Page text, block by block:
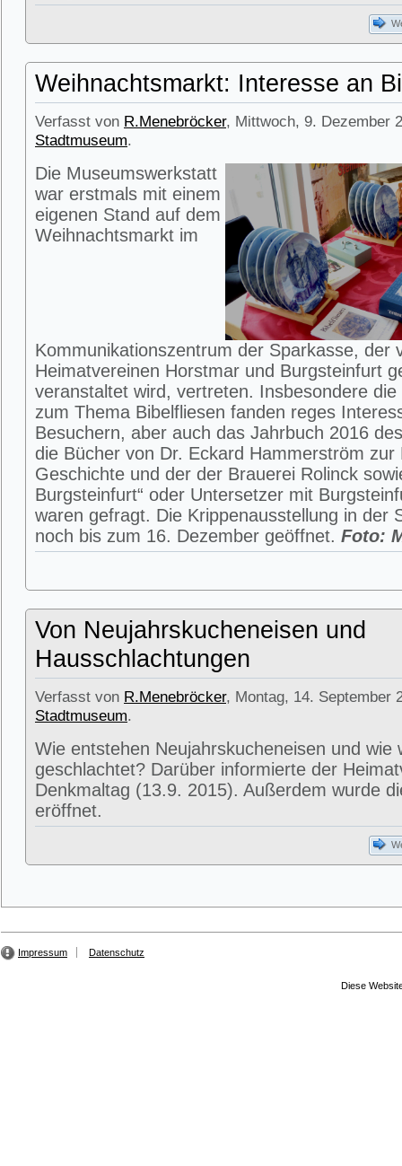
Weihnachtsmarkt: Interesse an
Verfasst von R.Menebröcker, Mittwoch, 9. Dezember
Stadtmuseum.
Die Museumswerkstatt
war erstmals mit einem
eigenen Stand auf dem
Weihnachtsmarkt im
Kommunikationszentrum der Sparkasse, der
Heimatvereinen Horstmar und Burgsteinfurt
veranstaltet wird, vertreten. Insbesondere
zum Thema Bibelfliesen fanden reges
Besuchern, aber auch das Jahrbuch 2016
die Bücher von Dr. Eckard Hammerström zur
Geschichte und der der Brauerei Rolinck
Burgsteinfurt“ oder Untersetzer mit
waren gefragt. Die Krippenausstellung in der
noch bis zum 16. Dezember geöffnet. Foto:
Von Neujahrskucheneisen und
Hausschlachtungen
Verfasst von R.Menebröcker, Montag, 14. September
Stadtmuseum.
Wie entstehen Neujahrskucheneisen und wie
geschlachtet? Darüber informierte der
Denkmaltag (13.9. 2015). Außerdem wurde
eröffnet.
Impressum Datenschutz
Diese